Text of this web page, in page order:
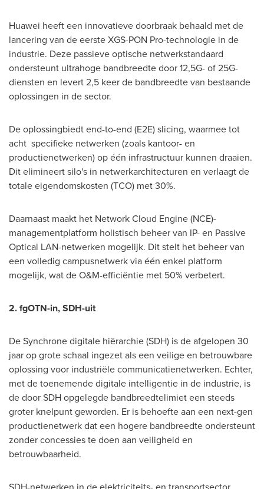
Huawei heeft een innovatieve doorbraak behaald met de
lancering van de eerste XGS-PON Pro-technologie in de
industrie. Deze passieve optische netwerkstandaard
ondersteunt ultrahoge bandbreedte door 12,5G- of 25G-
diensten en levert 2,5 keer de bandbreedte van bestaande
oplossingen in de sector.
De oplossingbiedt end-to-end (E2E) slicing, waarmee tot
acht specifieke netwerken (zoals kantoor- en
productienetwerken) op één infrastructuur kunnen draaien.
Dit elimineert silo's in netwerkarchitecturen en verlaagt de
totale eigendomskosten (TCO) met 30%.
Daarnaast maakt het Network Cloud Engine (NCE)-
managementplatform holistisch beheer van IP- en Passive
Optical LAN-netwerken mogelijk. Dit stelt het beheer van
een volledig campusnetwerk via één enkel platform
mogelijk, wat de O&M-efficiëntie met 50% verbetert.
2. fgOTN-in, SDH-uit
De Synchrone digitale hiërarchie (SDH) is de afgelopen 30
jaar op grote schaal ingezet als een veilige en betrouwbare
oplossing voor industriële communicatienetwerken. Echter,
met de toenemende digitale intelligentie in de industrie, is
de door SDH opgelegde bandbreedtelimiet een steeds
groter knelpunt geworden. Er is behoefte aan een next-gen
productienetwerk dat een hogere bandbreedte ondersteunt
zonder concessies te doen aan veiligheid en
betrouwbaarheid.